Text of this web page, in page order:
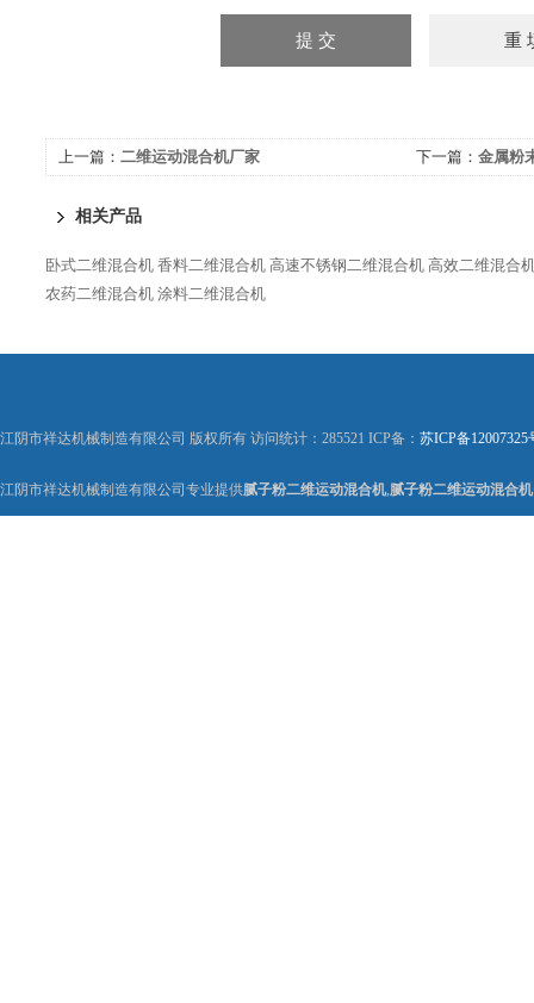
上一篇： 二维运动混合机厂家 下一篇： 金属粉
相关产品
卧式二维混合机 香料二维混合机 高速不锈钢二维混合机 高效二维混合
农药二维混合机 涂料二维混合机
江阴市祥达机械制造有限公司 版权所有 访问统计：285521 ICP备： 苏ICP备12007325
江阴市祥达机械制造有限公司专业提供腻子粉二维运动混合机,腻子粉二维运动混合